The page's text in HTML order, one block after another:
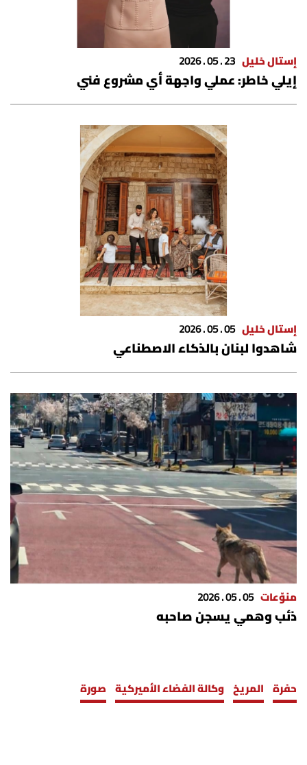
من نحن
للتواصل معنا
شروط الاستخدام
شروط الإشتراك
Digital solutions by
إستال خليل 23 . 05 . 2026
إيلي خاطر: عملي واجهة أي مشروع فني
إستال خليل 05 . 05 . 2026
شاهدوا لبنان بالذكاء الاصطناعي
منوّعات 05 . 05 . 2026
ذئب وهمي يسجن صاحبه
حفرة المريخ وكالة الفضاء الأميركية صورة